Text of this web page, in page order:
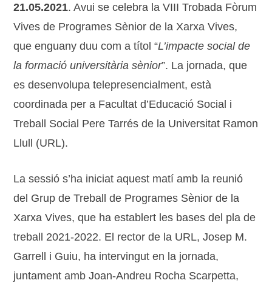
21.05.2021. Avui se celebra la VIII Trobada Fòrum
Vives de Programes Sènior de la Xarxa Vives,
que enguany duu com a títol “L’impacte social de
la formació universitària sènior”. La jornada, que
es desenvolupa telepresencialment, està
coordinada per a Facultat d’Educació Social i
Treball Social Pere Tarrés de la Universitat Ramon
Llull (URL).
La sessió s’ha iniciat aquest matí amb la reunió
del Grup de Treball de Programes Sènior de la
Xarxa Vives, que ha establert les bases del pla de
treball 2021-2022. El rector de la URL, Josep M.
Garrell i Guiu, ha intervingut en la jornada,
juntament amb Joan-Andreu Rocha Scarpetta,